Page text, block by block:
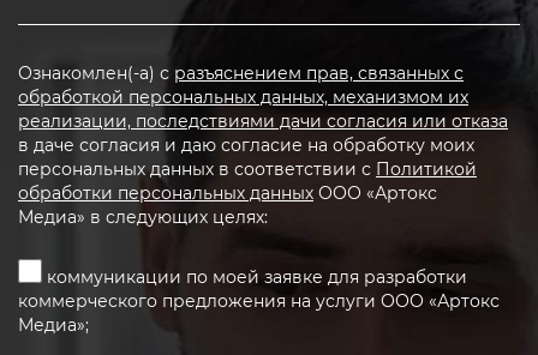
Ознакомлен(-а) с разъяснением прав, связанных с
обработкой персональных данных, механизмом их
реализации, последствиями дачи согласия или отказа
в даче согласия и даю согласие на обработку моих
персональных данных в соответствии с Политикой
обработки персональных данных ООО «Артокс
Медиа» в следующих целях:
коммуникации по моей заявке для разработки
коммерческого предложения на услуги ООО «Артокс
Медиа»;